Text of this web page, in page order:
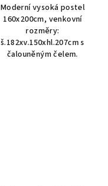
Moderní vysoká postel
160x200cm, venkovní
rozměry:
š.182xv.150xhl.207cm s
čalouněným čelem.